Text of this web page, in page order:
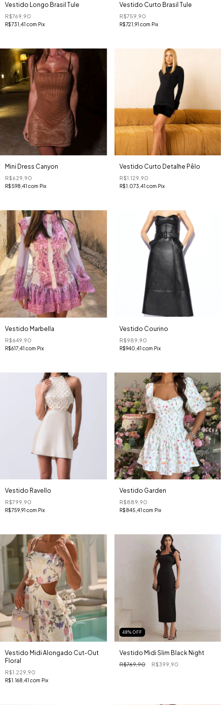
Vestido Longo Brasil Tule
R$769,90
R$731,41 com Pix
Vestido Curto Brasil Tule
R$759,90
R$721,91 com Pix
Mini Dress Canyon
R$629,90
R$598,41 com Pix
Vestido Curto Detalhe Pêlo
R$1.129,90
R$1.073,41 com Pix
Vestido Marbella
R$649,90
R$617,41 com Pix
Vestido Courino
R$989,90
R$940,41 com Pix
Vestido Ravello
R$799,90
R$759,91 com Pix
Vestido Garden
R$889,90
R$845,41 com Pix
Vestido Midi Alongado Cut-Out
Floral
R$1.229,90
R$1.168,41 com Pix
48% OFF
Vestido Midi Slim Black Night
R$769,90 R$399,90